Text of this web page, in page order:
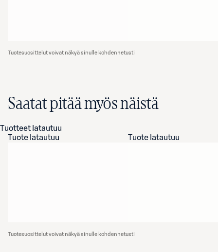
Tuotesuosittelut voivat näkyä sinulle kohdennetusti
Saatat pitää myös näistä
Tuotteet latautuu
Tuote latautuu
Tuote latautuu
Tuotesuosittelut voivat näkyä sinulle kohdennetusti